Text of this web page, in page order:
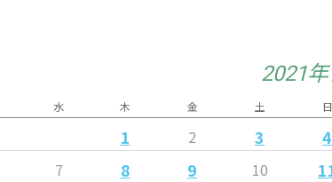
2021
水 木 金 土 日
1 2 3
4
7 8 9 10